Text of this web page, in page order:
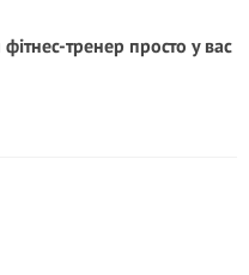
тренер просто у вас